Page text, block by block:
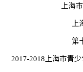
上海
第
2017-2018上海市青